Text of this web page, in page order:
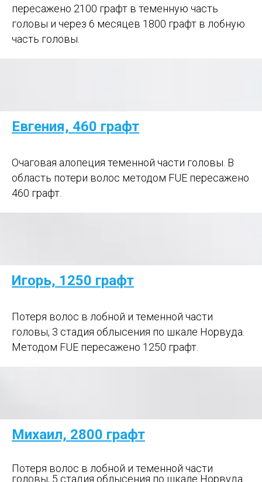
пересажено 2100 графт в теменную часть
головы и через 6 месяцев 1800 графт в лобную
часть головы.
Евгения, 460 графт
Очаговая алопеция теменной части головы. В
область потери волос методом FUE пересажено
460 графт.
Игорь, 1250 графт
Потеря волос в лобной и теменной части
головы, 3 стадия облысения по шкале Норвуда.
Методом FUE пересажено 1250 графт.
Михаил, 2800 графт
Потеря волос в лобной и теменной части
головы, 5 стадия облысения по шкале Норвуда.